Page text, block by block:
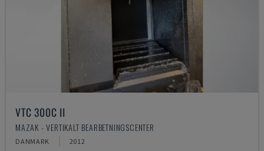
VTC 300C II
MAZAK - VERTIKALT BEARBETNINGSCENTER
DANMARK 2012